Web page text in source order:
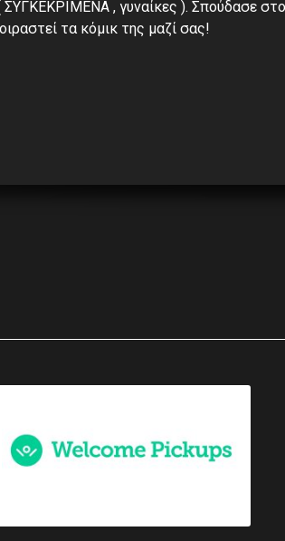
ΣΥΓΚΕΚΡΙΜΕΝΑ , γυναίκες ). Σπούδασε
τα κόμικ της μαζί σας!